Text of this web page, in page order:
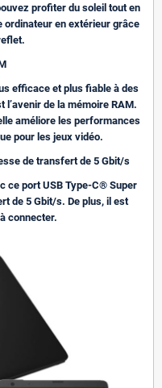
profiter du soleil tout en
en extérieur grâce
efficace et plus fiable à des
l’avenir de la mémoire RAM.
améliore les performances
pour les jeux vidéo.
de transfert de 5 Gbit/s
ce port USB Type-C® Super
de 5 Gbit/s. De plus, il est
connecter.